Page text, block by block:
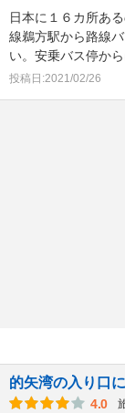
日本に１６カ所あ
線鵜方駅から路線
い。安乗バス停か
投稿日:2021/02/26
的矢湾の入り口
4.0